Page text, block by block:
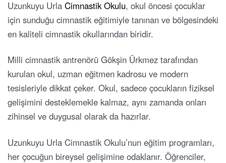
Uzunkuyu Urla Cimnastik Okulu, okul öncesi çocuklar
için sunduğu cimnastik eğitimiyle tanınan ve bölgesindeki
en kaliteli cimnastik okullarından biridir.
Milli cimnastik antrenörü Gökşin Ürkmez tarafından
kurulan okul, uzman eğitmen kadrosu ve modern
tesisleriyle dikkat çeker. Okul, sadece çocukların fiziksel
gelişimini desteklemekle kalmaz, aynı zamanda onları
zihinsel ve duygusal olarak da hazırlar.
Uzunkuyu Urla Cimnastik Okulu’nun eğitim programları,
her çocuğun bireysel gelişimine odaklanır. Öğrenciler,